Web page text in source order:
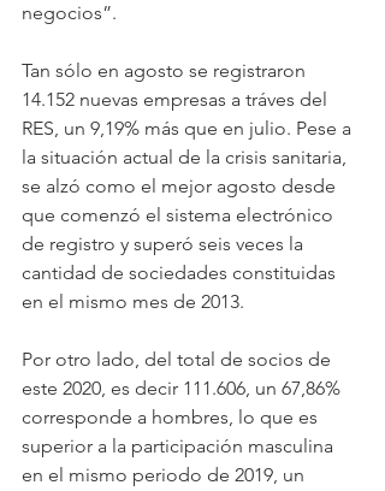
negocios”.
Tan sólo en agosto se registraron
14.152 nuevas empresas a tráves del
RES, un 9,19% más que en julio. Pese a
la situación actual de la crisis sanitaria,
se alzó como el mejor agosto desde
que comenzó el sistema electrónico
de registro y superó seis veces la
cantidad de sociedades constituidas
en el mismo mes de 2013.
Por otro lado, del total de socios de
este 2020, es decir 111.606, un 67,86%
corresponde a hombres, lo que es
superior a la participación masculina
en el mismo periodo de 2019, un